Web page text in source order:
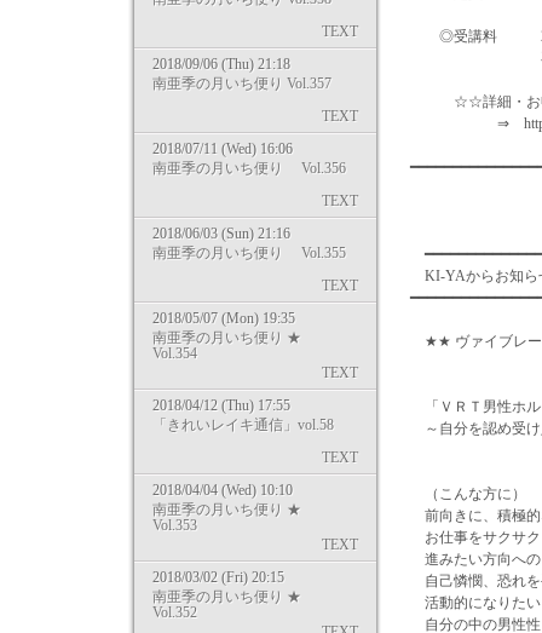
TEXT
2018/09/06 (Thu) 21:18
南亜季の月いち便り Vol.357
TEXT
2018/07/11 (Wed) 16:06
南亜季の月いち便り Vol.356
TEXT
2018/06/03 (Sun) 21:16
南亜季の月いち便り Vol.355
TEXT
2018/05/07 (Mon) 19:35
南亜季の月いち便り ★
Vol.354
TEXT
2018/04/12 (Thu) 17:55
「きれいレイキ通信」vol.58
TEXT
2018/04/04 (Wed) 10:10
南亜季の月いち便り ★
Vol.353
TEXT
2018/03/02 (Fri) 20:15
南亜季の月いち便り ★
Vol.352
◎受講料 2日
再受講は、
☆☆詳細・お申
⇒ http://m-
KI-
★★ ヴァイブレー
「ＶＲＴ男性ホ
～自分を認め受
（こんな方に）
前向きに、積極
お仕事をサクサ
進みたい方向へ
自己憐憫、恐れ
活動的になりた
自分の中の男性